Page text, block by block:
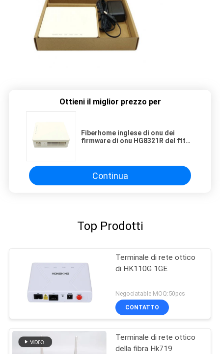
Ottieni il miglior prezzo per
Fiberhome inglese di onu dei
firmware di onu HG8321R del ftth
migliore prezzo
Continua
Top Prodotti
Terminale di rete ottico
di HK110G 1GE
Negociatable MOQ:50pcs
CONTATTO
Terminale di rete ottico
della fibra Hk719